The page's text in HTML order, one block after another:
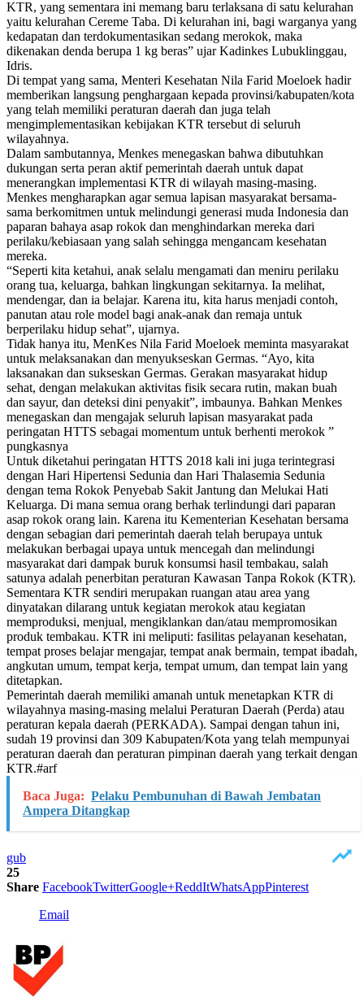
KTR, yang sementara ini memang baru terlaksana di satu kelurahan
yaitu kelurahan Cereme Taba. Di kelurahan ini, bagi warganya yang
kedapatan dan terdokumentasikan sedang merokok, maka
dikenakan denda berupa 1 kg beras” ujar Kadinkes Lubuklinggau,
Idris.
Di tempat yang sama, Menteri Kesehatan Nila Farid Moeloek hadir
memberikan langsung penghargaan kepada provinsi/kabupaten/kota
yang telah memiliki peraturan daerah dan juga telah
mengimplementasikan kebijakan KTR tersebut di seluruh
wilayahnya.
Dalam sambutannya, Menkes menegaskan bahwa dibutuhkan
dukungan serta peran aktif pemerintah daerah untuk dapat
menerangkan implementasi KTR di wilayah masing-masing.
Menkes mengharapkan agar semua lapisan masyarakat bersama-
sama berkomitmen untuk melindungi generasi muda Indonesia dan
paparan bahaya asap rokok dan menghindarkan mereka dari
perilaku/kebiasaan yang salah sehingga mengancam kesehatan
mereka.
“Seperti kita ketahui, anak selalu mengamati dan meniru perilaku
orang tua, keluarga, bahkan lingkungan sekitarnya. Ia melihat,
mendengar, dan ia belajar. Karena itu, kita harus menjadi contoh,
panutan atau role model bagi anak-anak dan remaja untuk
berperilaku hidup sehat”, ujarnya.
Tidak hanya itu, MenKes Nila Farid Moeloek meminta masyarakat
untuk melaksanakan dan menyukseskan Germas. “Ayo, kita
laksanakan dan sukseskan Germas. Gerakan masyarakat hidup
sehat, dengan melakukan aktivitas fisik secara rutin, makan buah
dan sayur, dan deteksi dini penyakit”, imbaunya. Bahkan Menkes
menegaskan dan mengajak seluruh lapisan masyarakat pada
peringatan HTTS sebagai momentum untuk berhenti merokok ”
pungkasnya
Untuk diketahui peringatan HTTS 2018 kali ini juga terintegrasi
dengan Hari Hipertensi Sedunia dan Hari Thalasemia Sedunia
dengan tema Rokok Penyebab Sakit Jantung dan Melukai Hati
Keluarga. Di mana semua orang berhak terlindungi dari paparan
asap rokok orang lain. Karena itu Kementerian Kesehatan bersama
dengan sebagian dari pemerintah daerah telah berupaya untuk
melakukan berbagai upaya untuk mencegah dan melindungi
masyarakat dari dampak buruk konsumsi hasil tembakau, salah
satunya adalah penerbitan peraturan Kawasan Tanpa Rokok (KTR).
Sementara KTR sendiri merupakan ruangan atau area yang
dinyatakan dilarang untuk kegiatan merokok atau kegiatan
memproduksi, menjual, mengiklankan dan/atau mempromosikan
produk tembakau. KTR ini meliputi: fasilitas pelayanan kesehatan,
tempat proses belajar mengajar, tempat anak bermain, tempat ibadah,
angkutan umum, tempat kerja, tempat umum, dan tempat lain yang
ditetapkan.
Pemerintah daerah memiliki amanah untuk menetapkan KTR di
wilayahnya masing-masing melalui Peraturan Daerah (Perda) atau
peraturan kepala daerah (PERKADA). Sampai dengan tahun ini,
sudah 19 provinsi dan 309 Kabupaten/Kota yang telah mempunyai
peraturan daerah dan peraturan pimpinan daerah yang terkait dengan
KTR.#arf
Baca Juga: Pelaku Pembunuhan di Bawah Jembatan
Ampera Ditangkap
gub
25
Share FacebookTwitterGoogle+ReddItWhatsAppPinterest
Email